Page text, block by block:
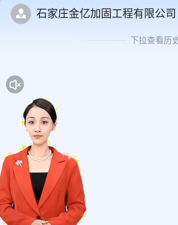
石家庄金亿加固工程有限公司
下拉查看历